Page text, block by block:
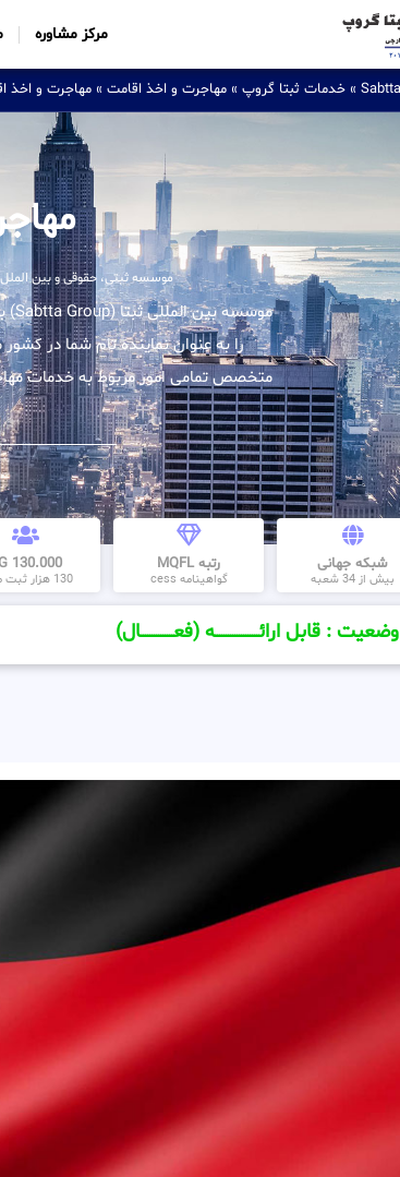
مرکز مشاوره
» خدمات ثبتا گروپ » مهاجرت و اخذ اقامت » مهاجرت و اخذ
موسسه ثبتی، حقوقی و بین الملل Sabtta
را به عنوان نماینده تام شما در
متخصص تمامی امور مربوط به خدمات
شبکه جهانی
بیش از 34 شعبه
رتبه MQFL
گواهینامه cess
130.000 RG
130 هزار ثبت موفق
وضعیت : قابل ارائــــــــــــــــــــه (فعـــــــــــــــال)